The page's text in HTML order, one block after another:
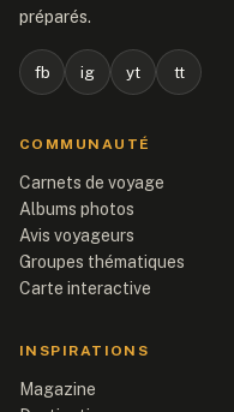
préparés.
fb ig yt tt
COMMUNAUTÉ
Carnets de voyage
Albums photos
Avis voyageurs
Groupes thématiques
Carte interactive
INSPIRATIONS
Magazine